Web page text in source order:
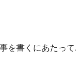
を書くにあたっ